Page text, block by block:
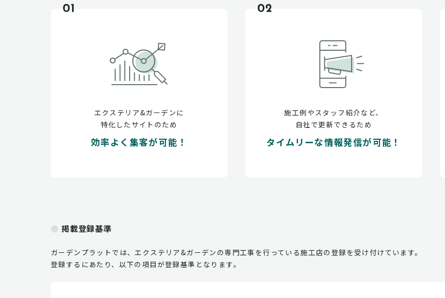
01
エクステリア&ガーデンに
特化したサイトのため
効率よく集客が可能！
02
施工例やスタッフ紹介など、
自社で更新できるため
タイムリーな情報発信が可能！
掲載登録基準
ガーデンプラットでは、エクステリア&ガーデンの専門工事を行っている施工店の登録を受け付けています。
登録するにあたり、以下の項目が登録基準となります。